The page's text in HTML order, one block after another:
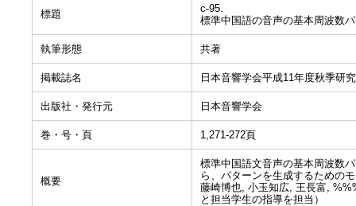
標題
c-95.
標準中国語の音声の基本周波数
執筆形態 共著
掲載誌名 日本音響学会平成11年度秋季研
出版社・発行元 日本音響学会
巻・号・頁 1,271-272頁
概要
標準中国語文音声の基本周波数
ら、パターンを生成するための
藤崎博也, 小玉知広, 王長富,
と担当学生の指導を担当）